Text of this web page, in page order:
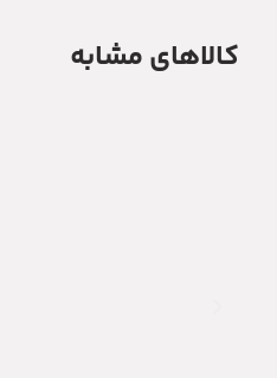
کالاهای مشابه